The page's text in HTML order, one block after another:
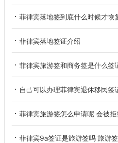
菲律宾落地签到底什么时候才恢
菲律宾落地签证介绍
菲律宾旅游签和商务签是什么签
自己可以办理菲律宾退休移民签
菲律宾旅游签怎么申请呢 会被
菲律宾9a签证是旅游签吗 旅游